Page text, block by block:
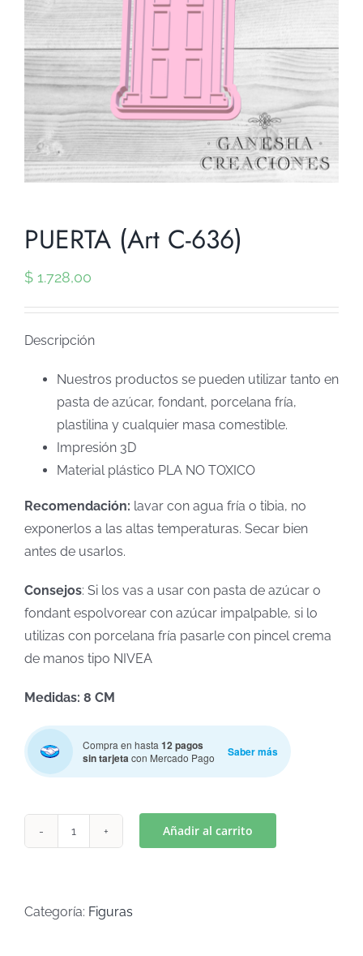
PUERTA (Art C-636)
$ 1.728,00
Descripción
Nuestros productos se pueden utilizar tanto en
pasta de azúcar, fondant, porcelana fría,
plastilina y cualquier masa comestible.
Impresión 3D
Material plástico PLA NO TOXICO
Recomendación: lavar con agua fría o tibia, no
exponerlos a las altas temperaturas. Secar bien
antes de usarlos.
Consejos: Si los vas a usar con pasta de azúcar o
fondant espolvorear con azúcar impalpable, si lo
utilizas con porcelana fría pasarle con pincel crema
de manos tipo NIVEA
Medidas: 8 CM
Compra en hasta 12 pagos
sin tarjetacon Mercado Pago Saber más
636)
Añadir al carrito
Categoría: Figuras